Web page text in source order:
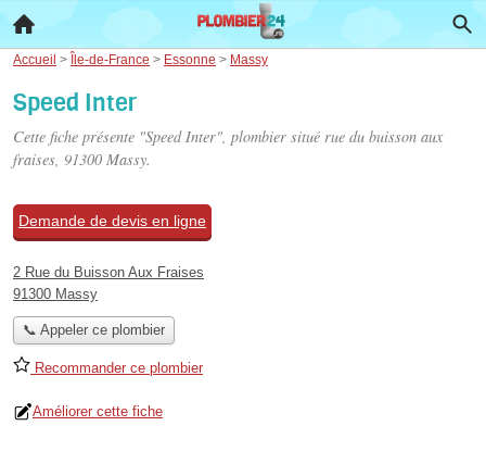
Accueil > Île-de-France > Essonne > Massy
Speed Inter
Cette fiche présente "Speed Inter", plombier situé rue du buisson aux
fraises, 91300 Massy.
Demande de devis en ligne
2 Rue du Buisson Aux Fraises
91300 Massy
📞 Appeler ce plombier
Recommander ce plombier
Améliorer cette fiche